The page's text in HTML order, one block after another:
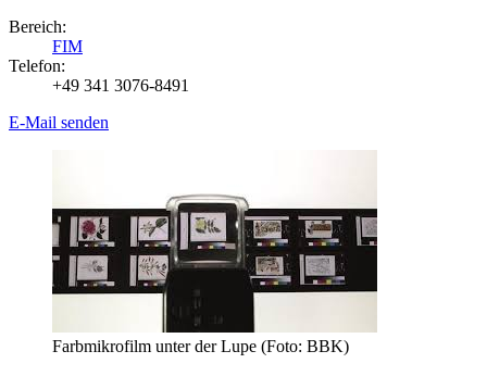
Bereich:
FIM
Telefon:
+49 341 3076-8491
E-Mail senden
Farbmikrofilm unter der Lupe (Foto: BBK)